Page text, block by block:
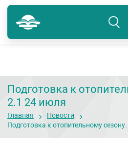
Тюмень
Подразделение: Тюмень
Подготовка к
2.1 24 июля
Главная
Новости
Подготовка к отопительному